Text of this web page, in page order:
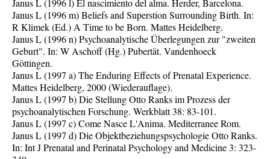
Janus L (1996 l) El nascimiento del alma. Herder, Barcelona.
Janus L (1996 m) Beliefs and Superstion Surrounding Birth. In:
R Klimek (Ed.) A Time to be Born. Mattes Heidelberg.
Janus L (1996 n) Psychoanalytische Überlegungen zur "zweiten
Geburt". In: W Aschoff (Hg.) Pubertät. Vandenhoeck
Göttingen.
Janus L (1997 a) The Enduring Effects of Prenatal Experience.
Mattes Heidelberg, 2000 (Wiederauflage).
Janus L (1997 b) Die Stellung Otto Ranks im Prozess der
psychoanalytischen Forschung. Werkblatt 38: 83-101.
Janus L (1997 c) Come Nasce L'Anima. Mediterranee Rom.
Janus L (1997 d) Die Objektbeziehungspsychologie Otto Ranks.
In: Int J Prenatal and Perinatal Psychology and Medicine 3: 323-